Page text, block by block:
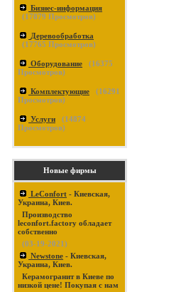
Бизнес-информация
(17879 Просмотров)
Деревообработка
(17765 Просмотров)
Оборудование (16375
Просмотров)
Комплектующие (16291
Просмотров)
Услуги (14874
Просмотров)
Новые фирмы
LeConfort - Киевская,
Украина, Киев.
Производство
leconfort.factory обладает
собственно
(03-19-2021)
Newstone - Киевская,
Украина, Киев.
Керамогранит в Киеве по
низкой цене! Покупая с нам